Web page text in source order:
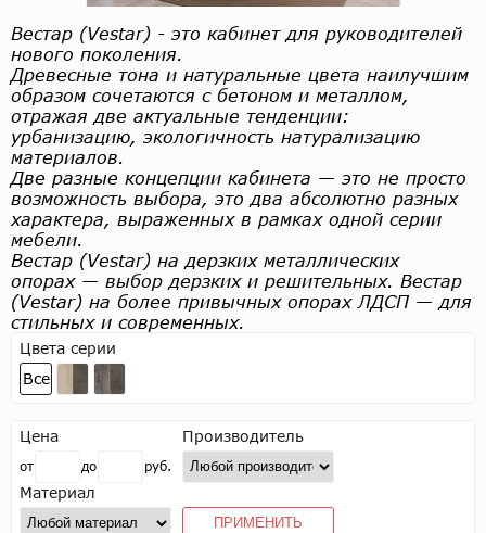
Вестар (Vestar) - это кабинет для руководителей
нового поколения.
Древесные тона и натуральные цвета наилучшим
образом сочетаются с бетоном и металлом,
отражая две актуальные тенденции:
урбанизацию, экологичность натурализацию
материалов.
Две разные концепции кабинета — это не просто
возможность выбора, это два абсолютно разных
характера, выраженных в рамках одной серии
мебели.
Вестар (Vestar) на дерзких металлических
опорах — выбор дерзких и решительных. Вестар
(Vestar) на более привычных опорах ЛДСП — для
стильных и современных.
Цвета серии
Все
Цена
от до руб.
Производитель
Материал
ПРИМЕНИТЬ